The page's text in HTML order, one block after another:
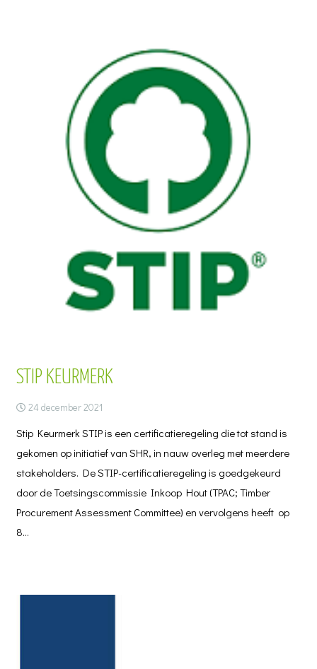
STIP KEURMERK
24 december 2021
Stip Keurmerk STIP is een certificatieregeling die tot stand is
gekomen op initiatief van SHR, in nauw overleg met meerdere
stakeholders. De STIP-certificatieregeling is goedgekeurd
door de Toetsingscommissie Inkoop Hout (TPAC; Timber
Procurement Assessment Committee) en vervolgens heeft op
8…